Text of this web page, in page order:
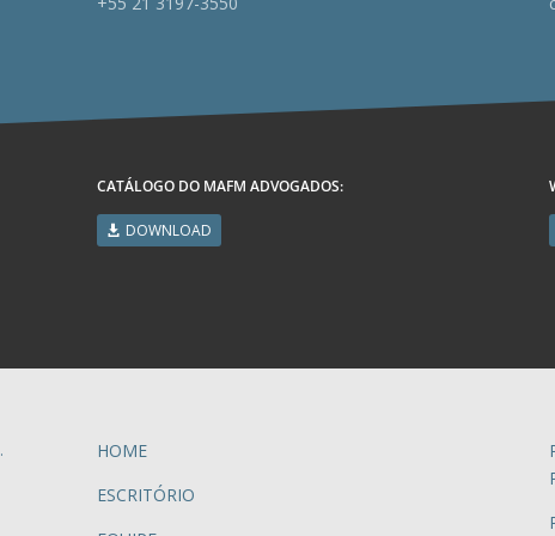
CATÁLOGO DO MAFM ADVOGADOS:
DOWNLOAD
.
HOME
ESCRITÓRIO